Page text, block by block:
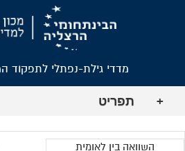
מדדי גילת-נפתלי לתפקוד
+ תפריט
השוואה בין לאומית